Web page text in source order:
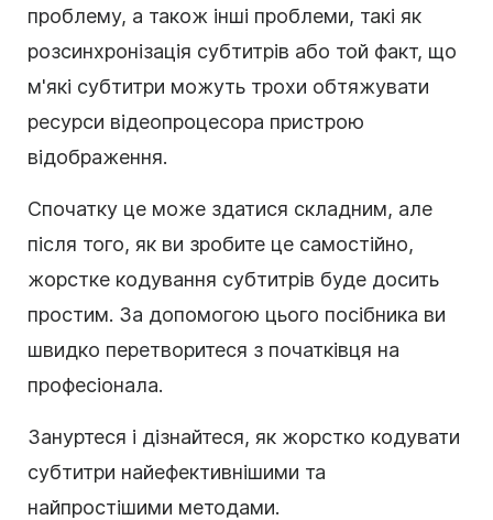
проблему, а також інші проблеми, такі як
розсинхронізація субтитрів або той факт, що
м'які субтитри можуть трохи обтяжувати
ресурси відеопроцесора пристрою
відображення.
Спочатку це може здатися складним, але
після того, як ви зробите це самостійно,
жорстке кодування субтитрів буде досить
простим. За допомогою цього посібника ви
швидко перетворитеся з початківця на
професіонала.
Зануртеся і дізнайтеся, як жорстко кодувати
субтитри найефективнішими та
найпростішими методами.